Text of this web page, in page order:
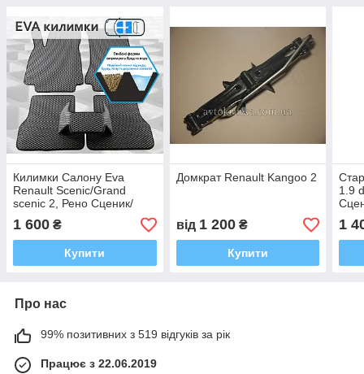
Килимки Салону Eva
Renault Scenic/Grand
scenic 2, Рено Сценик/
Гранд сценик 2 2003-2009
(4 килимка і тунель між
задніми, багато
1 600 ₴
Купити
Домкрат Renault Kangoo 2
від 1 200₴
Купити
1.9
1
Про нас
99% позитивних з 519 відгуків за рік
Працює з 22.06.2019